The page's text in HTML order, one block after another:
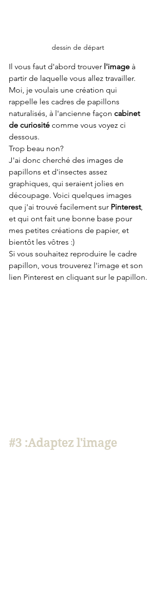
dessin de départ
Il vous faut d'abord trouver l'image à
partir de laquelle vous allez travailler.
Moi, je voulais une création qui
rappelle les cadres de papillons
naturalisés, à l'ancienne façon cabinet
de curiosité comme vous voyez ci
dessous.
Trop beau non?
J'ai donc cherché des images de
papillons et d'insectes assez
graphiques, qui seraient jolies en
découpage. Voici quelques images
que j'ai trouvé facilement sur Pinterest,
et qui ont fait une bonne base pour
mes petites créations de papier, et
bientôt les vôtres :)
Si vous souhaitez reproduire le cadre
papillon, vous trouverez l'image et son
lien Pinterest en cliquant sur le papillon.
#3 :Adaptez l'image